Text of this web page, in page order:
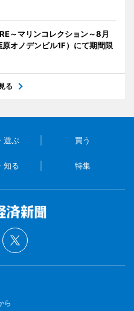
～マリンコレクション～8月
オノデンビル1F）にて期間限
る
遊ぶ 買う
知る 特集
ら